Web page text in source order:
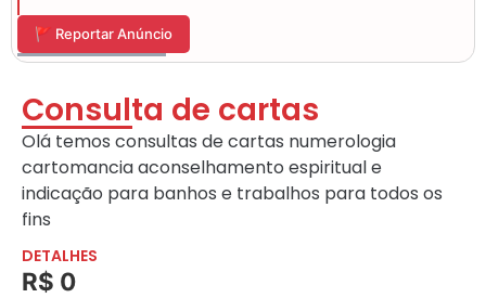
🚩 Reportar Anúncio
Consulta de cartas
Olá temos consultas de cartas numerologia
cartomancia aconselhamento espiritual e
indicação para banhos e trabalhos para todos os
fins
DETALHES
R$ 0